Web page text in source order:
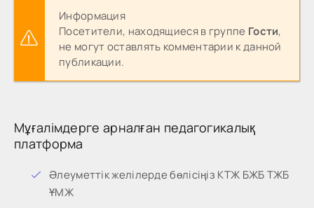
Информация
Посетители, находящиеся в группе Гости,
не могут оставлять комментарии к данной
публикации.
Мұғалімдерге арналған педагогикалық
платформа
Әлеуметтік желілерде бөлісіңіз КТЖ БЖБ ТЖБ
ҰМЖ